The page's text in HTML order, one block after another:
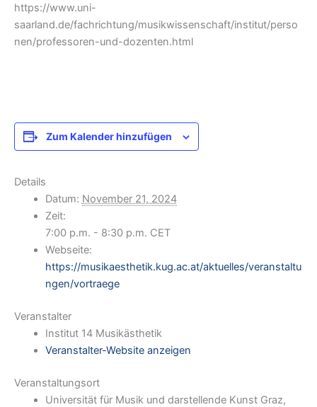
https://www.uni-
saarland.de/fachrichtung/musikwissenschaft/institut/perso
nen/professoren-und-dozenten.html
Zum Kalender hinzufügen
Details
Datum: November 21, 2024
Zeit:
7:00 p.m. - 8:30 p.m. CET
Webseite:
https://musikaesthetik.kug.ac.at/aktuelles/veranstaltu
ngen/vortraege
Veranstalter
Institut 14 Musikästhetik
Veranstalter-Website anzeigen
Veranstaltungsort
Universität für Musik und darstellende Kunst Graz,